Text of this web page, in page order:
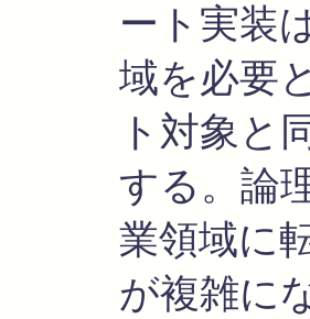
ート実装
域を必要
ト対象と
する。論
業領域に
が複雑に